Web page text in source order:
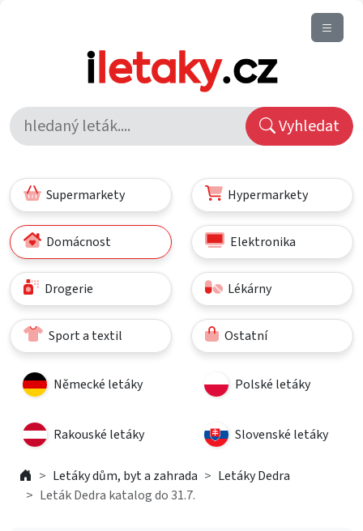
Vyhledat
Supermarkety Hypermarkety
Domácnost Elektronika
Drogerie Lékárny
Sport a textil Ostatní
Německé letáky Polské letáky
Rakouské letáky Slovenské letáky
Letáky dům, byt a zahrada
Letáky Dedra
Leták Dedra katalog do 31.7.